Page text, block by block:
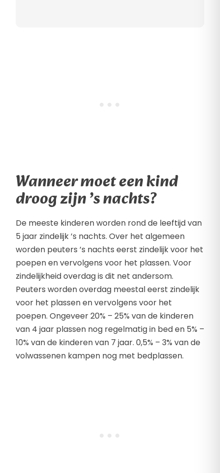
Wanneer moet een kind
droog zijn ’s nachts?
De meeste kinderen worden rond de leeftijd van
5 jaar zindelijk ’s nachts. Over het algemeen
worden peuters ’s nachts eerst zindelijk voor het
poepen en vervolgens voor het plassen. Voor
zindelijkheid overdag is dit net andersom.
Peuters worden overdag meestal eerst zindelijk
voor het plassen en vervolgens voor het
poepen. Ongeveer 20% – 25% van de kinderen
van 4 jaar plassen nog regelmatig in bed en 5% –
10% van de kinderen van 7 jaar. 0,5% – 3% van de
volwassenen kampen nog met bedplassen.